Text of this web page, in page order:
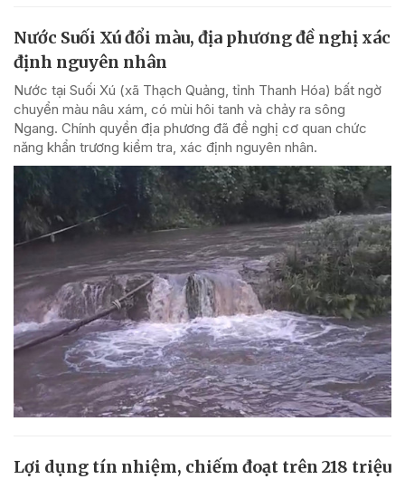
Nước Suối Xú đổi màu, địa phương đề nghị xác
định nguyên nhân
Nước tại Suối Xú (xã Thạch Quảng, tỉnh Thanh Hóa) bất ngờ
chuyển màu nâu xám, có mùi hôi tanh và chảy ra sông
Ngang. Chính quyền địa phương đã đề nghị cơ quan chức
năng khẩn trương kiểm tra, xác định nguyên nhân.
Lợi dụng tín nhiệm, chiếm đoạt trên 218 triệu